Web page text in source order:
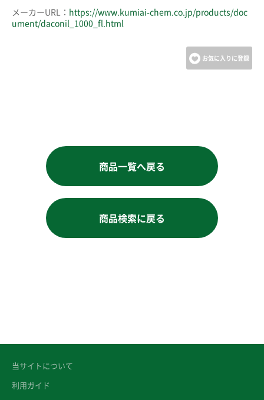
メーカーURL： https://www.kumiai-chem.co.jp/products/doc
ument/daconil_1000_fl.html
お気に入りに登録
商品一覧へ戻る
商品検索に戻る
当サイトについて
利用ガイド